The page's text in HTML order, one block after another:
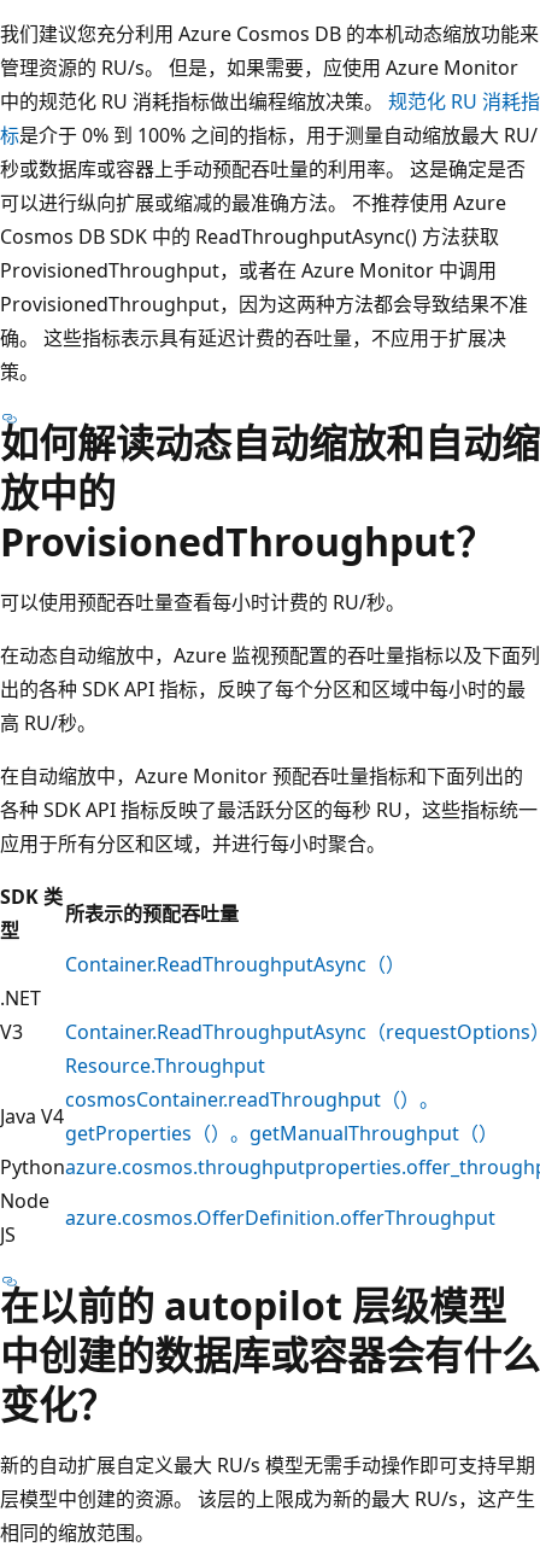
我们建议您充分利用 Azure Cosmos DB 的本机动态缩放功能来
管理资源的 RU/s。 但是，如果需要，应使用 Azure Monitor
中的规范化 RU 消耗指标做出编程缩放决策。 规范化 RU 消耗指
标是介于 0% 到 100% 之间的指标，用于测量自动缩放最大 RU/
秒或数据库或容器上手动预配吞吐量的利用率。 这是确定是否
可以进行纵向扩展或缩减的最准确方法。 不推荐使用 Azure
Cosmos DB SDK 中的 ReadThroughputAsync() 方法获取
ProvisionedThroughput，或者在 Azure Monitor 中调用
ProvisionedThroughput，因为这两种方法都会导致结果不准
确。 这些指标表示具有延迟计费的吞吐量，不应用于扩展决
策。
如何解读动态自动缩放和自动缩
放中的
ProvisionedThroughput？
可以使用预配吞吐量查看每小时计费的 RU/秒。
在动态自动缩放中，Azure 监视预配置的吞吐量指标以及下面列
出的各种 SDK API 指标，反映了每个分区和区域中每小时的最
高 RU/秒。
在自动缩放中，Azure Monitor 预配吞吐量指标和下面列出的
各种 SDK API 指标反映了最活跃分区的每秒 RU，这些指标统一
应用于所有分区和区域，并进行每小时聚合。
SDK 类
型
所表示的预配吞吐量
.NET
V3
Container.ReadThroughputAsync（）
Container.ReadThroughputAsync（requestOptions
Resource.Throughput
Java V4
cosmosContainer.readThroughput（）。
getProperties（）。getManualThroughput（）
Python
Node
JS
azure.cosmos.OfferDefinition.offerThroughput
在以前的 autopilot 层级模型
中创建的数据库或容器会有什么
变化？
新的自动扩展自定义最大 RU/s 模型无需手动操作即可支持早期
层模型中创建的资源。 该层的上限成为新的最大 RU/s，这产生
相同的缩放范围。